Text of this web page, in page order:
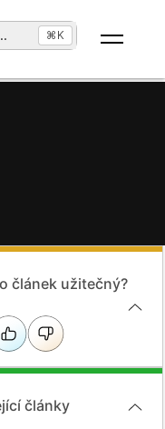
⌘K
článek užitečný?
články